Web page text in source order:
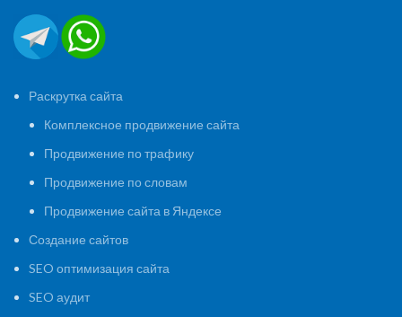
Раскрутка сайта
Комплексное продвижение сайта
Продвижение по трафику
Продвижение по словам
Продвижение сайта в Яндексе
Создание сайтов
SEO оптимизация сайта
SEO аудит